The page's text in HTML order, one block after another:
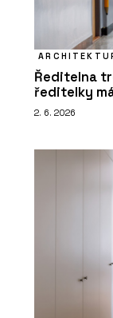
Ředitelna
ředitelky
2. 6. 2026